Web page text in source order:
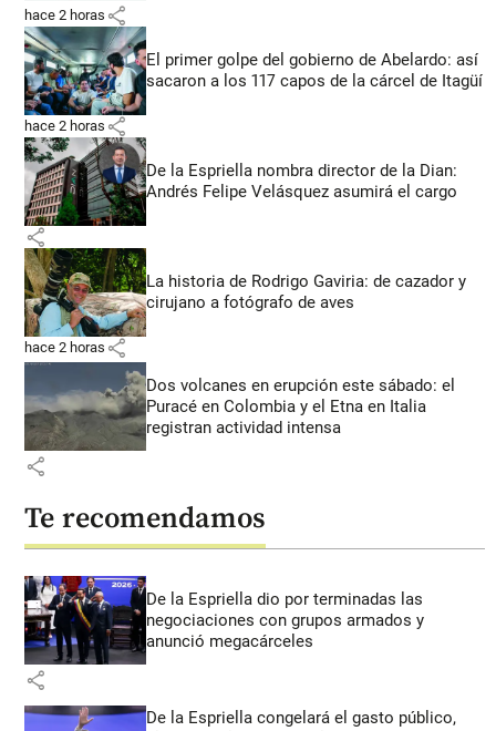
hace 2 horas share
El primer golpe del gobierno de Abelardo: así
sacaron a los 117 capos de la cárcel de Itagüí
hace 2 horas share
De la Espriella nombra director de la Dian:
Andrés Felipe Velásquez asumirá el cargo
share
La historia de Rodrigo Gaviria: de cazador y
cirujano a fotógrafo de aves
hace 2 horas share
Dos volcanes en erupción este sábado: el
Puracé en Colombia y el Etna en Italia
registran actividad intensa
share
Te recomendamos
De la Espriella dio por terminadas las
negociaciones con grupos armados y
anunció megacárceles
share
De la Espriella congelará el gasto público,